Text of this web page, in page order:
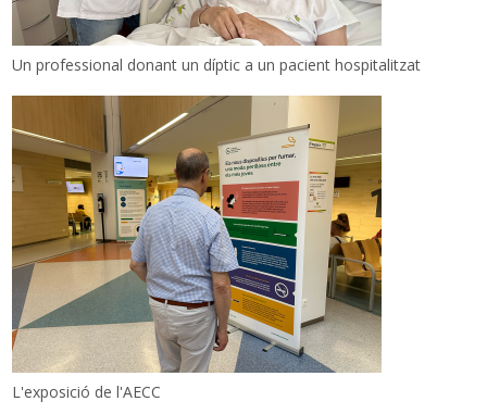
Un professional donant un díptic a un pacient hospitalitzat
L'exposició de l'AECC